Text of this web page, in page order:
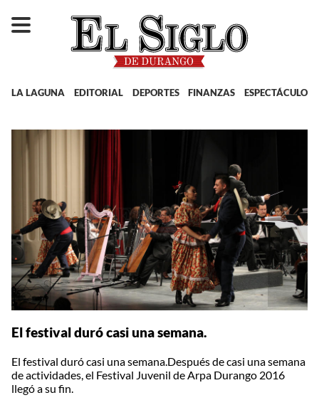
LA LAGUNA EDITORIAL DEPORTES FINANZAS ESPECTÁCULOS
El festival duró casi una semana.
El festival duró casi una semana.Después de casi una semana
de actividades, el Festival Juvenil de Arpa Durango 2016
llegó a su fin.